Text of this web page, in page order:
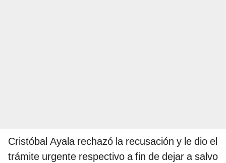
Cristóbal Ayala rechazó la recusación y le dio el
trámite urgente respectivo a fin de dejar a salvo